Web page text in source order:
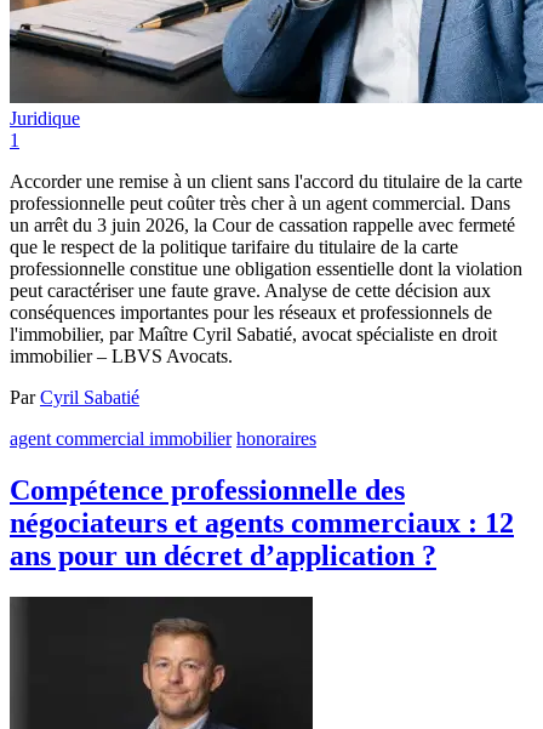
Juridique
1
Accorder une remise à un client sans l'accord du titulaire de la carte
professionnelle peut coûter très cher à un agent commercial. Dans
un arrêt du 3 juin 2026, la Cour de cassation rappelle avec fermeté
que le respect de la politique tarifaire du titulaire de la carte
professionnelle constitue une obligation essentielle dont la violation
peut caractériser une faute grave. Analyse de cette décision aux
conséquences importantes pour les réseaux et professionnels de
l'immobilier, par Maître Cyril Sabatié, avocat spécialiste en droit
immobilier – LBVS Avocats.
ParCyril Sabatié
agent commercial immobilier honoraires
Compétence professionnelle des
négociateurs et agents commerciaux : 12
ans pour un décret d’application ?